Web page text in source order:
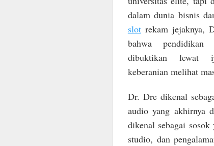
dalam dunia bisnis
slotrekam jejaknya,
bahwa
dibuktikan lewat
keberanian melihat
Dr. Dre dikenal
audio yang akhirnya
dikenal sebagai
studio, dan